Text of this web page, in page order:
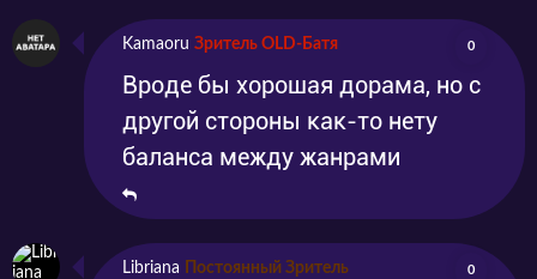
Kamaoru Зритель OLD-Батя 0
Вроде бы хорошая дорама, но с
другой стороны как-то нету
баланса между жанрами
Libriana Постоянный Зритель 0